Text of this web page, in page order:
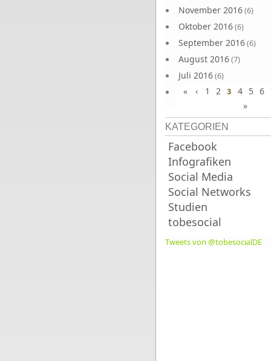
November 2016(6)
Oktober 2016(6)
September 2016(6)
August 2016(7)
Juli 2016(6)
Juni 2016(7)
« ‹ 1 2 3 4 5 6
»
KATEGORIEN
Facebook
Infografiken
Social Media
Social Networks
Studien
tobesocial
Tweets von @tobesocialDE